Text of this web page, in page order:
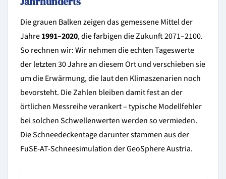
Die grauen Balken zeigen das gemessene Mittel der
Jahre1991–2020, die farbigen die Zukunft 2071–2100.
So rechnen wir: Wir nehmen die echten Tageswerte
der letzten 30 Jahre an diesem Ort und verschieben sie
um die Erwärmung, die laut den Klimaszenarien noch
bevorsteht. Die Zahlen bleiben damit fest an der
örtlichen Messreihe verankert – typische Modellfehler
bei solchen Schwellenwerten werden so vermieden.
Die Schneedeckentage darunter stammen aus der
FuSE-AT-Schneesimulation der GeoSphere Austria.